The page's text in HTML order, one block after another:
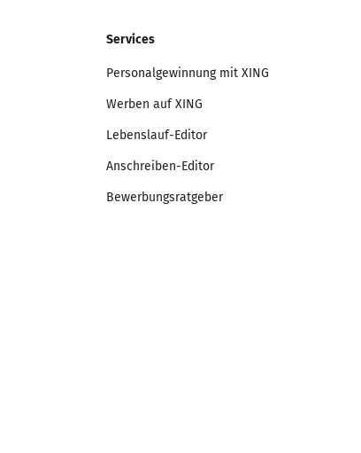
Services
Personalgewinnung mit XING
Werben auf XING
Lebenslauf-Editor
Anschreiben-Editor
Bewerbungsratgeber